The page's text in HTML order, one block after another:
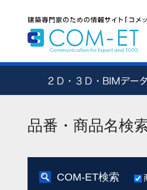
品番・商品名検
COM-ET検索